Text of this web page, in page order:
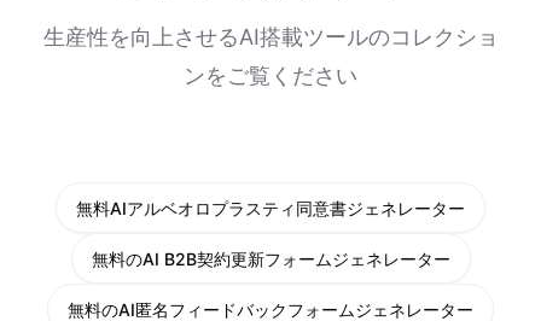
生産性を向上させるAI搭載ツールのコレクショ
ンをご覧ください
無料AIアルベオロプラスティ同意書ジェネレーター
無料のAI B2B契約更新フォームジェネレーター
無料のAI匿名フィードバックフォームジェネレーター